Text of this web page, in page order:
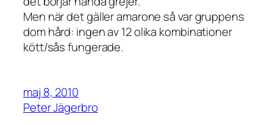
Men när det gäller amarone så var gruppens
dom hård: ingen av 12 olika kombinationer
kött/sås fungerade.
maj 8, 2010
Peter Jägerbro